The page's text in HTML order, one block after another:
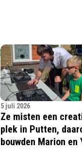
5 juli 2026
Ze misten een
plek in Putten,
bouwden Marion en